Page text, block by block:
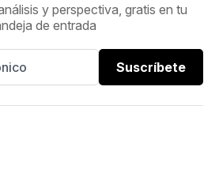
y perspectiva, gratis en tu
de entrada
Suscríbete